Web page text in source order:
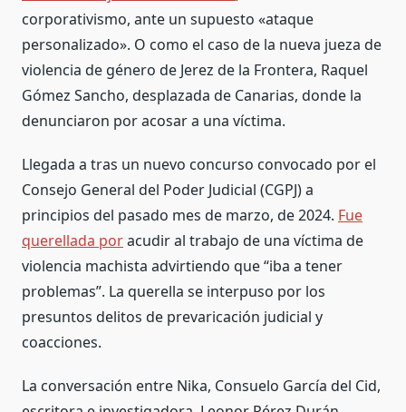
corporativismo, ante un supuesto «ataque
personalizado». O como el caso de la nueva jueza de
violencia de género de Jerez de la Frontera, Raquel
Gómez Sancho, desplazada de Canarias, donde la
denunciaron por acosar a una víctima.
Llegada a tras un nuevo concurso convocado por el
Consejo General del Poder Judicial (CGPJ) a
principios del pasado mes de marzo, de 2024. Fue
querellada poracudir al trabajo de una víctima de
violencia machista advirtiendo que “iba a tener
problemas”. La querella se interpuso por los
presuntos delitos de prevaricación judicial y
coacciones.
La conversación entre Nika, Consuelo García del Cid,